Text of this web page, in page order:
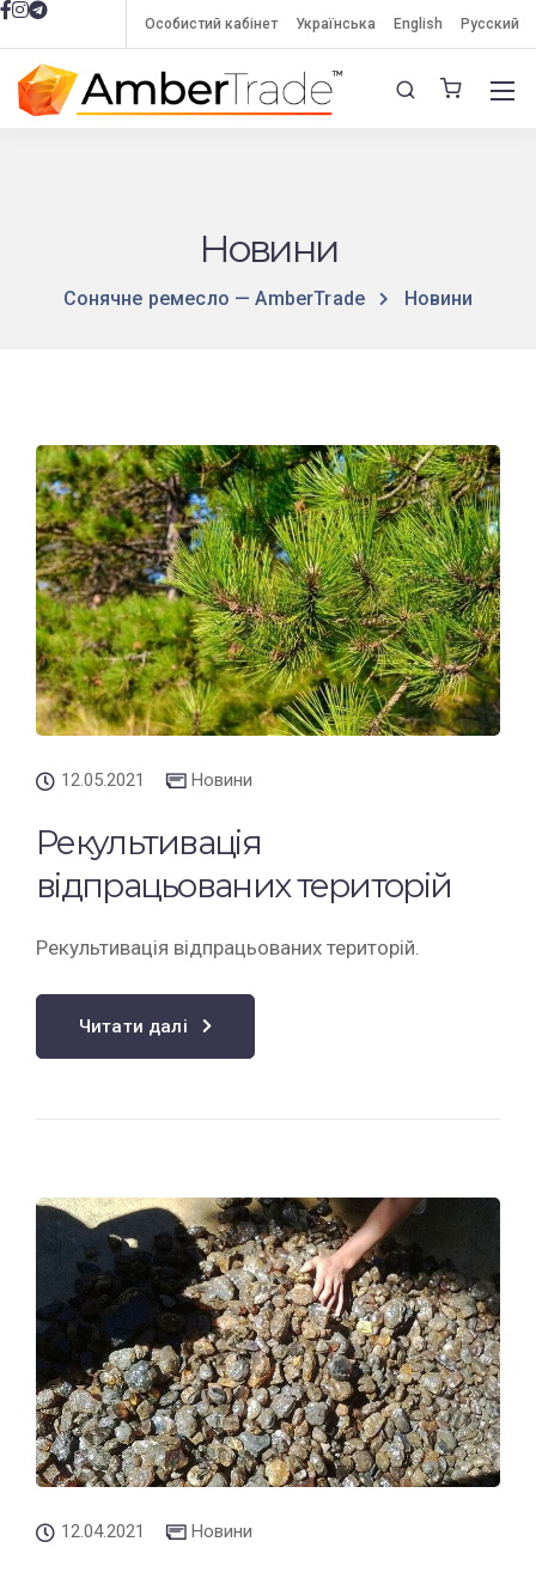
Особистий кабінет Українська English Русский
Новини
Сонячне ремесло — AmberTrade Новини
12.05.2021 Новини
Рекультивація
відпрацьованих територій
Рекультивація відпрацьованих територій.
Читати далі
12.04.2021 Новини